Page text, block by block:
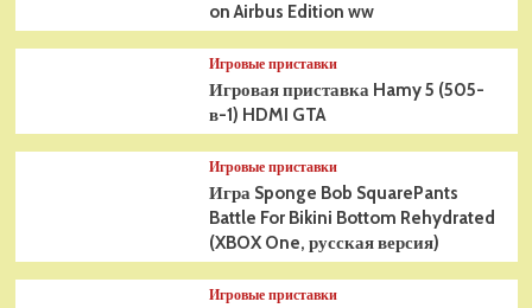
on Airbus Edition ww
Игровые приставки
Игровая приставка Hamy 5 (505-
в-1) HDMI GTA
Игровые приставки
Игра Sponge Bob SquarePants
Battle For Bikini Bottom Rehydrated
(XBOX One, русская версия)
Игровые приставки